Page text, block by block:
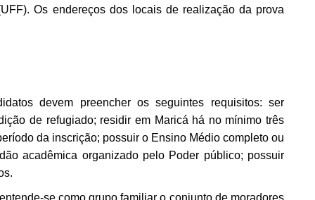
Os endereços dos locais de realização da prova
devem preencher os seguintes requisitos: ser
de refugiado; residir em Maricá há no mínimo três
da inscrição; possuir o Ensino Médio completo ou
acadêmica organizado pelo Poder público; possuir